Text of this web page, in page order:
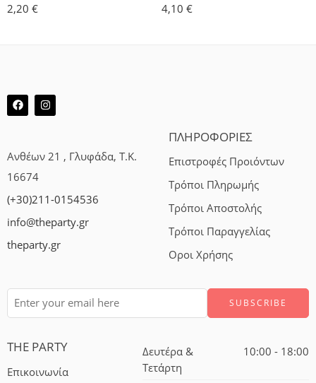
2,20 € 4,10 €
Ανθέων 21 , Γλυφάδα, Τ.Κ.
16674
(+30)211-0154536
info@theparty.gr
theparty.gr
ΠΛΗΡΟΦΟΡΙΕΣ
Επιστροφές Προιόντων
Τρόποι Πληρωμής
Τρόποι Αποστολής
Τρόποι Παραγγελίας
Οροι Χρήσης
THE PARTY
Επικοινωνία
Δευτέρα &
Τετάρτη
10:00 - 18:00